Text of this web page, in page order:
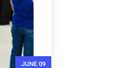
JUNE 09